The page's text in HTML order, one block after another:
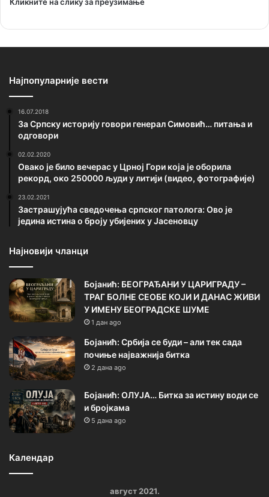
Кликните на слику за преузимање
Најпопуларније вести
16.07.2018
За Српску историју говори генерал Симовић… питања и
одговори
02.02.2020
Овако је било вечерас у Црној Гори која је оборила
рекорд, око 250000 људи у литији (видео, фотографије)
23.02.2021
Застрашујућа сведочења српског патолога: Ово је
једина истина о броју убијених у Јасеновцу
Најновији чланци
Бојанић: БЕОГРАЂАНИ У ЦАРИГРАДУ –
ТРАГ БОЛНЕ СЕОБЕ КОЈИ И ДАНАС ЖИВИ
У ИМЕНУ БЕОГРАДСКЕ ШУМЕ
1 дан ago
Бојанић: Србија се буди – али тек сада
почиње најважнија битка
2 дана ago
Бојанић: ОЛУЈА… Битка за истину води се
и бројкама
5 дана ago
Календар
август 2021.